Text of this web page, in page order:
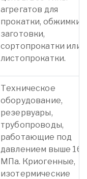
агрегатов для
прокатки, обжимки,
заготовки,
сортопрокатки или
листопрокатки.
Техническое
оборудование,
резервуары,
трубопроводы,
работающие под
давлением выше 16
МПа. Криогенные,
изотермические